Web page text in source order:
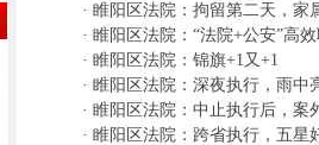
· 睢阳区法院：拘留第二天，家
· 睢阳区法院：“法院+公安”高
· 睢阳区法院：锦旗+1又+1
· 睢阳区法院：深夜执行，雨中
· 睢阳区法院：中止执行后，案
· 睢阳区法院：跨省执行，五星